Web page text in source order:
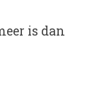
is dan